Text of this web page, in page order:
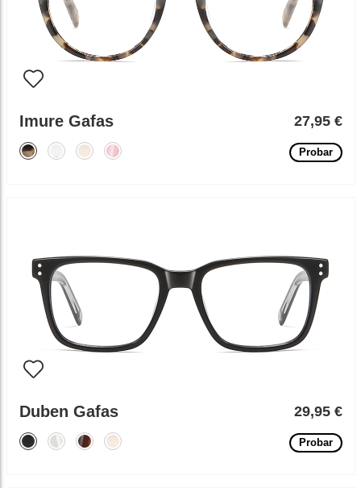
Imure Gafas 27,95 €
Probar
Duben Gafas 29,95 €
Probar